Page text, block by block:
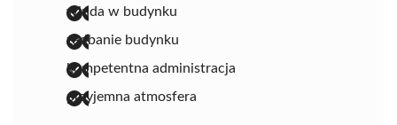
winda w budynku
zadbanie budynku
kompetentna administracja
przyjemna atmosfera